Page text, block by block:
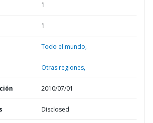
1
1
Todo el mundo,
Otras regiones,
2010/07/01
Disclosed